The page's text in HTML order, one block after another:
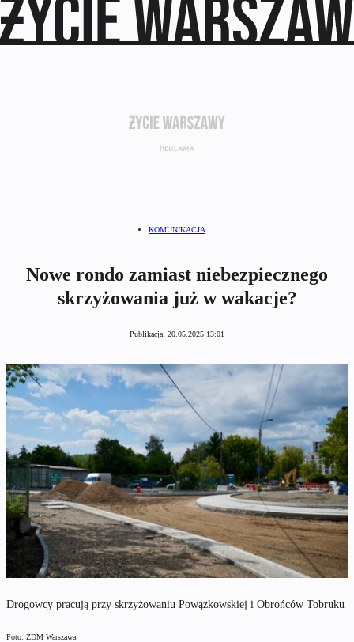
KOMUNIKACJA
Nowe rondo zamiast niebezpiecznego
skrzyżowania już w wakacje?
Publikacja: 20.05.2025 13:01
Drogowcy pracują przy skrzyżowaniu Powązkowskiej i Obrońców Tobruku
Foto: ZDM Warszawa